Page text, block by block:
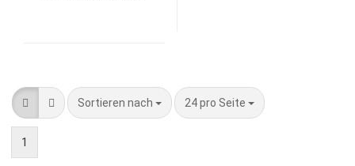
Sortieren nach 24 pro Seite
1